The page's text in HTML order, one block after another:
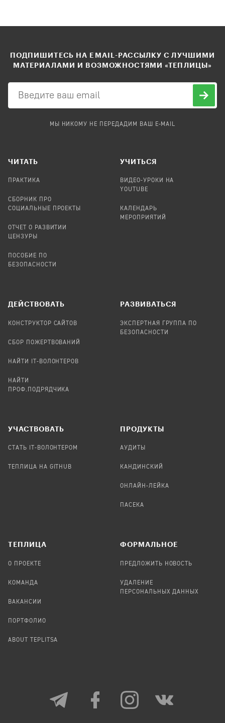
ПОДПИШИТЕСЬ НА EMAIL-РАССЫЛКУ С ЛУЧШИМИ
МАТЕРИАЛАМИ И ВОЗМОЖНОСТЯМИ «ТЕПЛИЦЫ»
МЫ НИКОМУ НЕ ПЕРЕДАДИМ ВАШ E-MAIL
ЧИТАТЬ
ПРАКТИКА
СБОРНИК ПРО
СОЦИАЛЬНЫЕ ПРОЕКТЫ
ОТЧЕТ О РАЗВИТИИ
ЦЕНЗУРЫ
ПОСОБИЕ ПО
БЕЗОПАСНОСТИ
УЧИТЬСЯ
ВИДЕО-УРОКИ НА
YOUTUBE
КАЛЕНДАРЬ
МЕРОПРИЯТИЙ
ДЕЙСТВОВАТЬ
КОНСТРУКТОР САЙТОВ
СБОР ПОЖЕРТВОВАНИЙ
НАЙТИ IT-ВОЛОНТЕРОВ
НАЙТИ
ПРОФ.ПОДРЯДЧИКА
РАЗВИВАТЬСЯ
ЭКСПЕРТНАЯ ГРУППА ПО
БЕЗОПАСНОСТИ
УЧАСТВОВАТЬ
СТАТЬ IT-ВОЛОНТЕРОМ
ТЕПЛИЦА НА GITHUB
ПРОДУКТЫ
АУДИТЫ
КАНДИНСКИЙ
ОНЛАЙН-ЛЕЙКА
ПАСЕКА
TЕПЛИЦА
О ПРОЕКТЕ
КОМАНДА
ВАКАНСИИ
ПОРТФОЛИО
ABOUT TEPLITSA
ФОРМАЛЬНОЕ
ПРЕДЛОЖИТЬ НОВОСТЬ
УДАЛЕНИЕ
ПЕРСОНАЛЬНЫХ ДАННЫХ